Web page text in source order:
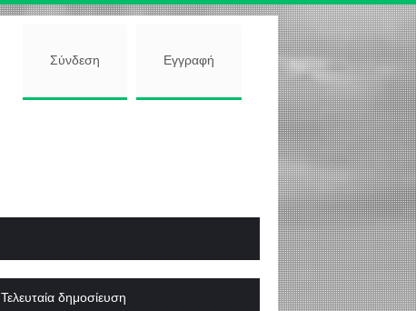
Σύνδεση Εγγραφή
Τελευταία δημοσίευση